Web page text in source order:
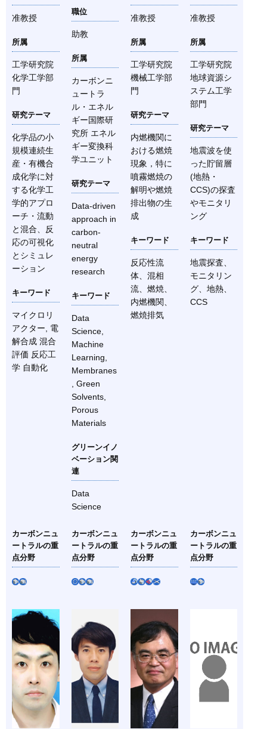
准教授
所属
工学研究院
化学工学部
門
研究テーマ
化学品の小
規模連続生
産・有機合
成化学に対
する化学工
学的アプロ
ーチ・流動
と混合、反
応の可視化
とシミュレ
ーション
キーワード
マイクロリ
アクター, 電
解合成 混合
評価 反応工
学 自動化
カーボンニュ
ートラルの重
点分野
職位
助教
所属
カーボンニ
ュートラ
ル・エネル
ギー国際研
究所 エネル
ギー変換科
学ユニット
研究テーマ
Data-driven
approach in
carbon-
neutral
energy
research
キーワード
Data
Science,
Machine
Learning,
Membranes
, Green
Solvents,
Porous
Materials
グリーンイノ
ベーション関
連
Data
Science
カーボンニュ
ートラルの重
点分野
准教授
所属
工学研究院
機械工学部
門
研究テーマ
内燃機関に
おける燃焼
現象，特に
噴霧燃焼の
解明や燃焼
排出物の生
成
キーワード
反応性流
体、混相
流、燃焼、
内燃機関、
燃焼排気
カーボンニュ
ートラルの重
点分野
准教授
所属
工学研究院
地球資源シ
ステム工学
部門
研究テーマ
地震波を使
った貯留層
(地熱・
CCS)の探査
やモニタリ
ング
キーワード
地震探査、
モニタリン
グ、地熱、
CCS
カーボンニュ
ートラルの重
点分野